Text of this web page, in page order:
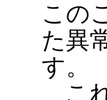
この
た異
す。
こ